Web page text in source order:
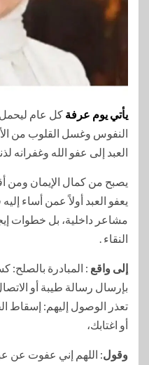
يأتي يوم عرفة كل عام
النفوس وغسل القلوب من
العبد إلى عفو الله وغفرانه
يصبح من كمال الإيمان ومن
يعفو العبد أولاً عمن أساء
مشاعر داخلية، بل خطوات
النقاء .
إلى واقع : المبادرة
بإرسال رسالة طيبة أو
تعذر الوصول إليهم:
أو اغتابك،
وقول: اللهم إني عفوت عن